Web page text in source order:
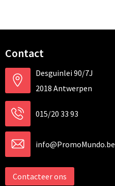
Contact
Desguinlei 90/7J
2018 Antwerpen
015/20 33 93
info@PromoMundo.be
Contacteer ons